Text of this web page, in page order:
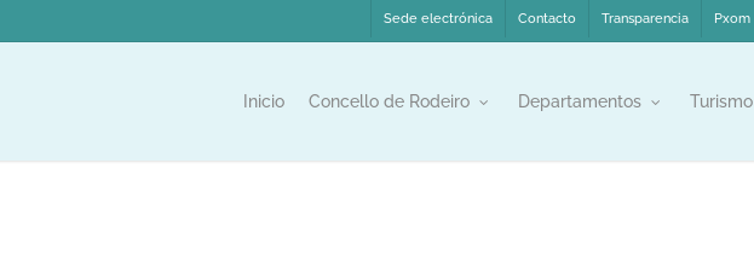
Sede electrónica Contacto Transparencia Pxom
Inicio Concello de Rodeiro Departamentos Turismo